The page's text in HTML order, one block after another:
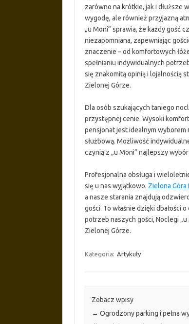
zarówno na krótkie, jak i dłuższe
wygodę, ale również przyjazną
„u Moni” sprawia, że każdy gość
niezapomniana, zapewniając
znaczenie – od komfortowych
spełnianiu indywidualnych
się znakomitą opinią i lojalnością
Zielonej Górze.
Dla osób szukających taniego
przystępnej cenie. Wysoki
pensjonat jest idealnym
służbową. Możliwość
czynią z „u Moni” najlepszy
Profesjonalna obsługa i
się u nas wyjątkowo. Zielona Góra
a nasze starania znajdują
gości. To właśnie dzięki dbałości
potrzeb naszych gości, Noclegi
Zielonej Górze.
Kategoria: Artykuły
Zobacz wpisy
← Ogrodzony parking i pełna